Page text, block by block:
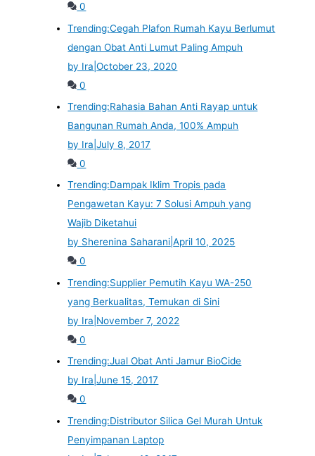
0
Trending:Cegah Plafon Rumah Kayu Berlumut
dengan Obat Anti Lumut Paling Ampuh
by Ira |October 23, 2020
0
Trending:Rahasia Bahan Anti Rayap untuk
Bangunan Rumah Anda, 100% Ampuh
by Ira |July 8, 2017
0
Trending:Dampak Iklim Tropis pada
Pengawetan Kayu: 7 Solusi Ampuh yang
Wajib Diketahui
by Sherenina Saharani |April 10, 2025
0
Trending:Supplier Pemutih Kayu WA-250
yang Berkualitas, Temukan di Sini
by Ira November 7, 2022
0
Trending:Jual Obat Anti Jamur BioCide
by Ira |June 15, 2017
0
Trending:Distributor Silica Gel Murah Untuk
Penyimpanan Laptop